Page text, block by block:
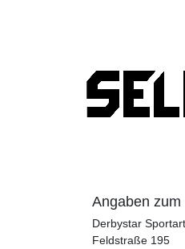
Angaben
Derbystar
Feldstraße 195